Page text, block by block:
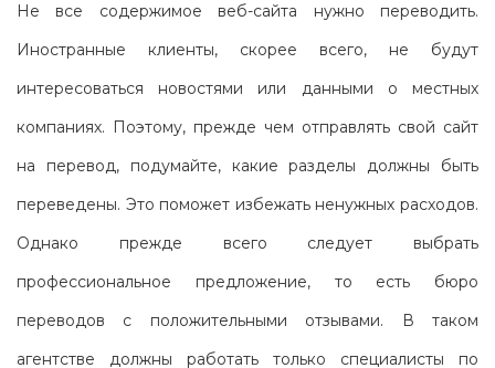
Не все содержимое веб-сайта нужно переводить.
Иностранные клиенты, скорее всего, не будут
интересоваться новостями или данными о местных
компаниях. Поэтому, прежде чем отправлять свой сайт
на перевод, подумайте, какие разделы должны быть
переведены. Это поможет избежать ненужных расходов.
Однако прежде всего следует выбрать
профессиональное предложение, то есть бюро
переводов с положительными отзывами. В таком
агентстве должны работать только специалисты по